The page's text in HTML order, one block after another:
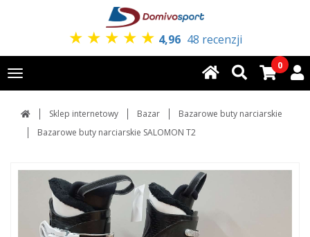
★ ★ ★ ★ ★ 4,96 48 recenzji
Toggle
navigation
0
Sklep internetowy Bazar
Bazarowe buty narciarskie
Bazarowe buty narciarskie SALOMON T2